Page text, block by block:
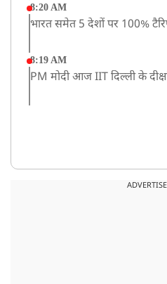
8:20 AM
भारत समेत 5 देशों पर 100%
8:19 AM
PM मोदी आज IIT दिल्ली के